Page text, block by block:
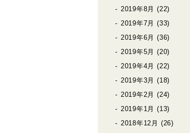
2019年8月 (22)
2019年7月 (33)
2019年6月 (36)
2019年5月 (20)
2019年4月 (22)
2019年3月 (18)
2019年2月 (24)
2019年1月 (13)
2018年12月 (26)